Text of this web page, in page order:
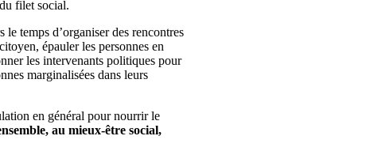
filet social.
temps d’organiser des rencontres
épauler les personnes en
les intervenants politiques pour
marginalisées dans leurs
en général pour nourrir le
au mieux-être social,